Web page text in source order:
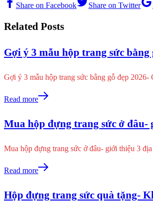
Share on Facebook
Share on Twitter
Related Posts
Gợi ý 3 mẫu hộp trang sức bằng
Gợi ý 3 mẫu hộp trang sức bằng gỗ đẹp
Read more
Mua hộp đựng trang sức ở
Mua hộp đựng trang sức ở đâu- giới thiệu 3
Read more
Hộp đựng trang sức quà tặng-